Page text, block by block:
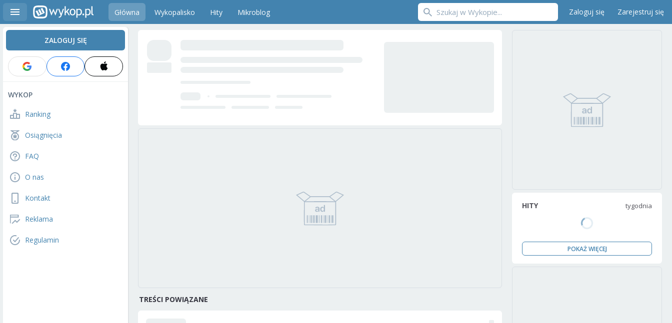
Główna Wykopalisko Hity Mikroblog Zaloguj się Zarejestruj się
ZALOGUJ SIĘ
WYKOP
Ranking
Osiągnięcia
FAQ
O nas
Kontakt
Reklama
Regulamin
TREŚCI POWIĄZANE
HITY tygodnia
POKAŻ WIĘCEJ